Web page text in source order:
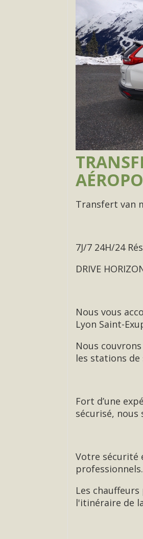
Transfert van
7J/7 24H/24
DRIVE
Nous vous
Lyon Saint-
Nous
les stations
Fort d’une
sécurisé,
Votre sécurité
professionnels.
Les
l'itinéraire de